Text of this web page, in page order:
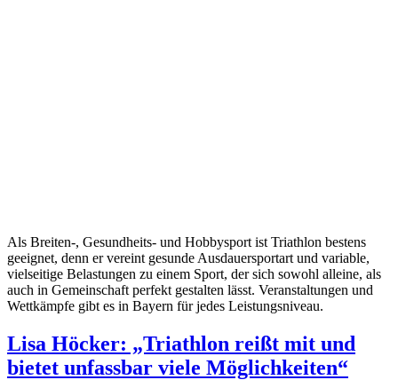
Als Breiten-, Gesundheits- und Hobbysport ist Triathlon bestens
geeignet, denn er vereint gesunde Ausdauersportart und variable,
vielseitige Belastungen zu einem Sport, der sich sowohl alleine, als
auch in Gemeinschaft perfekt gestalten lässt. Veranstaltungen und
Wettkämpfe gibt es in Bayern für jedes Leistungsniveau.
Lisa Höcker: „Triathlon reißt mit und
bietet unfassbar viele Möglichkeiten“